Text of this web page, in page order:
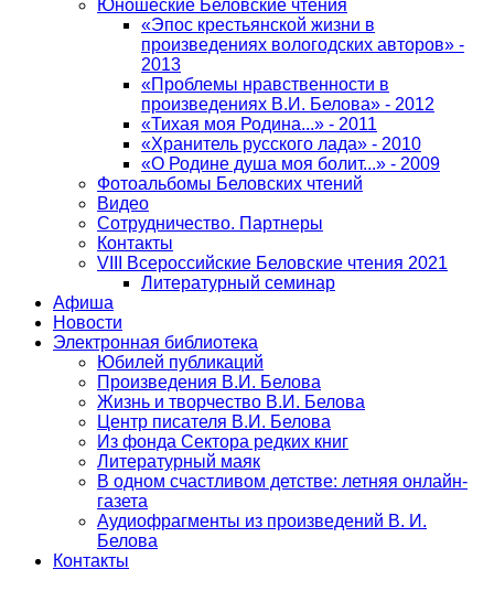
Юношеские Беловские чтения
«Эпос крестьянской жизни в
произведениях вологодских авторов» -
2013
«Проблемы нравственности в
произведениях В.И. Белова» - 2012
«Тихая моя Родина...» - 2011
«Хранитель русского лада» - 2010
«О Родине душа моя болит...» - 2009
Фотоальбомы Беловских чтений
Видео
Сотрудничество. Партнеры
Контакты
VIII Всероссийские Беловские чтения 2021
Литературный семинар
Афиша
Новости
Электронная библиотека
Юбилей публикаций
Произведения В.И. Белова
Жизнь и творчество В.И. Белова
Центр писателя В.И. Белова
Из фонда Сектора редких книг
Литературный маяк
В одном счастливом детстве: летняя онлайн-
газета
Аудиофрагменты из произведений В. И.
Белова
Контакты